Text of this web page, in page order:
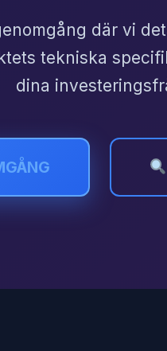
där vi
tekniska
dina